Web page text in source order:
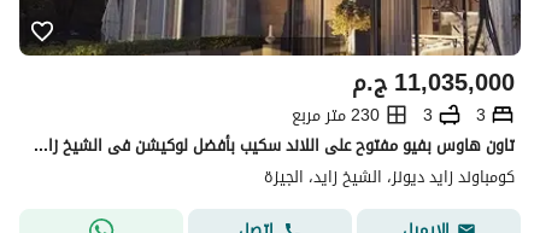
ج.م11,035,000
3
3
230 متر مربع
تاون هاوس بفيو مفتوح على اللاند سكيب بأفضل لوكيشن فى الشيخ زايد بجوار بيفرلى هيلز
كومباوند زايد ديونز، الشيخ زايد، الجيزة